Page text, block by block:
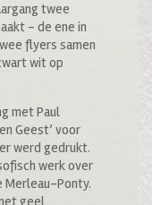
twee
– de ene in
flyers samen
wit op
met Paul
Geest’ voor
werd gedrukt.
werk over
Merleau-Ponty.
geel